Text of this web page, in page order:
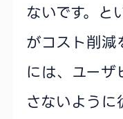
ないです。と
がコスト削減
には、ユー
さないよう